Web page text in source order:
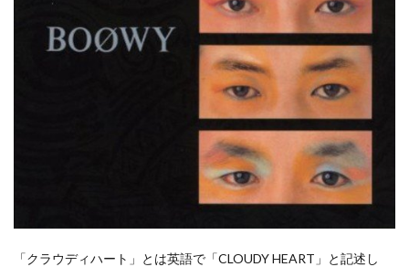
「クラウディハート」とは英語で「CLOUDY HEART」と記述し